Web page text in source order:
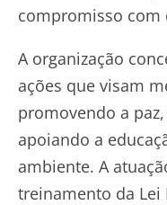
compromisso com
A organização
ações que visam
promovendo a
apoiando a
ambiente. A
treinamento da Lei